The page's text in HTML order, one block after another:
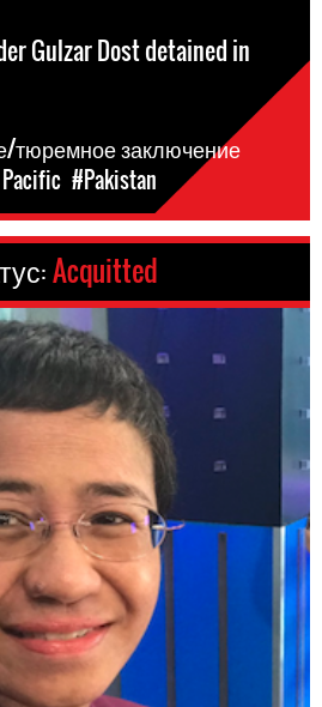
Gulzar Dost detained in
тюремное заключение
#Pakistan
Acquitted